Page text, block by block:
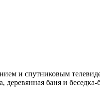
и спутниковым
баня и беседка-